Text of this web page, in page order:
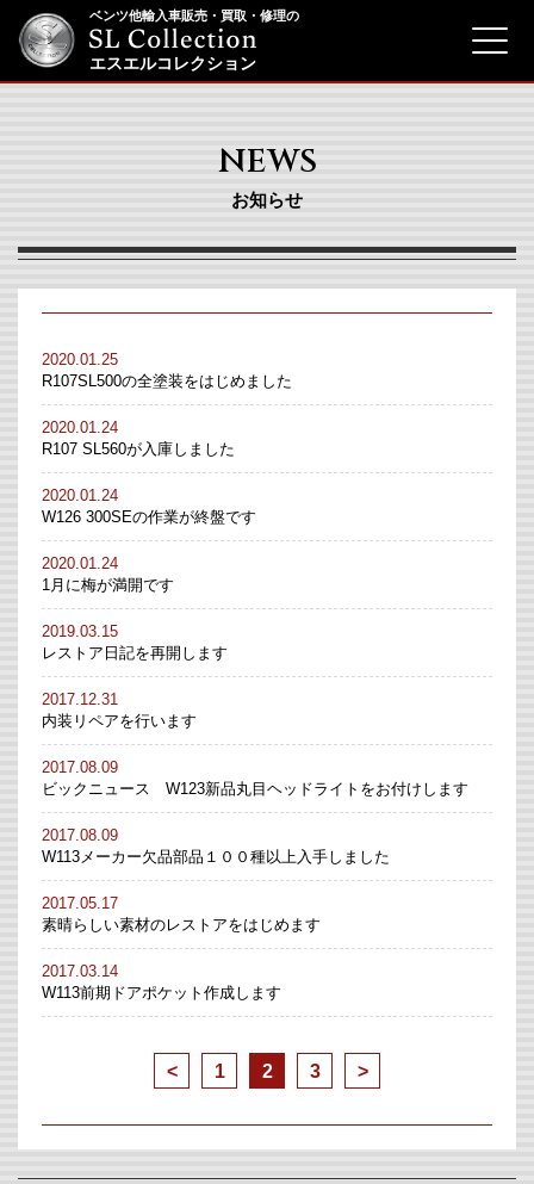
ベンツ他輸入車販売・買取・修理の
エスエルコレクション
NEWS
お知らせ
2020.01.25
R107SL500の全塗装をはじめました
2020.01.24
R107 SL560が入庫しました
2020.01.24
W126 300SEの作業が終盤です
2020.01.24
1月に梅が満開です
2019.03.15
レストア日記を再開します
2017.12.31
内装リペアを行います
2017.08.09
ビックニュース W123新品丸目ヘッドライトをお付けします
2017.08.09
W113メーカー欠品部品１００種以上入手しました
2017.05.17
素晴らしい素材のレストアをはじめます
2017.03.14
W113前期ドアポケット作成します
< 1 2 3 >